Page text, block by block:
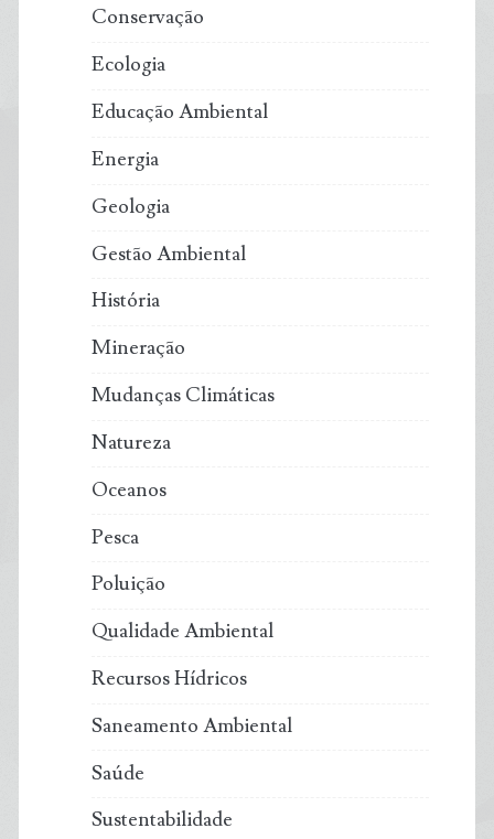
Conservação
Ecologia
Educação Ambiental
Energia
Geologia
Gestão Ambiental
História
Mineração
Mudanças Climáticas
Natureza
Oceanos
Pesca
Poluição
Qualidade Ambiental
Recursos Hídricos
Saneamento Ambiental
Saúde
Sustentabilidade